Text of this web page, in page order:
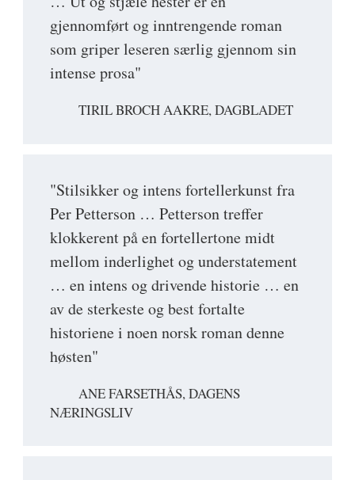
gjennomført og inntrengende roman
som griper leseren særlig gjennom sin
intense prosa"
TIRIL BROCH AAKRE, DAGBLADET
"Stilsikker og intens fortellerkunst fra
Per Petterson … Petterson treffer
klokkerent på en fortellertone midt
mellom inderlighet og understatement
… en intens og drivende historie … en
av de sterkeste og best fortalte
historiene i noen norsk roman denne
høsten"
ANE FARSETHÅS, DAGENS
NÆRINGSLIV